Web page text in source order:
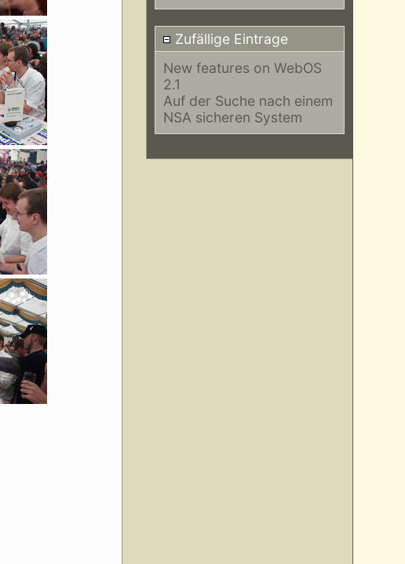
Zufällige Eintrage
New features on WebOS
2.1
Auf der Suche nach einem
NSA sicheren System